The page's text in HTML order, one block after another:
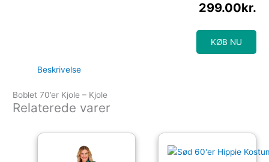
299.00kr.
KØB NU
Beskrivelse
Boblet 70’er Kjole – Kjole
Relaterede varer